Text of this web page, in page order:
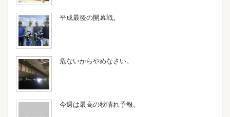
平成最後の開幕戦。
危ないからやめなさい。
今週は最高の秋晴れ予報。